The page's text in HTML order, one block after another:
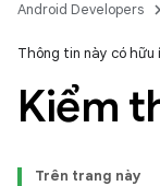
Android Developers
Thông tin này có hữu
Kiểm
Trên trang này